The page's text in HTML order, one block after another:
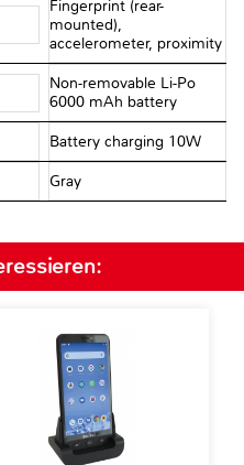
Fingerprint (rear-
mounted),
accelerometer, proximity
Non-removable Li-Po
6000 mAh battery
Battery charging 10W
Gray